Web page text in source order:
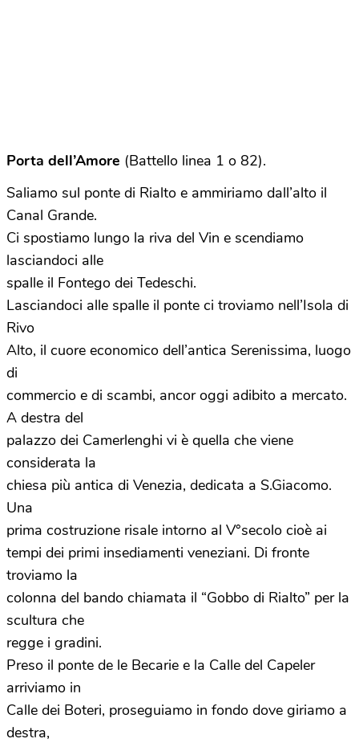
Porta dell’Amore (Battello linea 1 o 82).
Saliamo sul ponte di Rialto e ammiriamo dall’alto il
Canal Grande.
Ci spostiamo lungo la riva del Vin e scendiamo
lasciandoci alle
spalle il Fontego dei Tedeschi.
Lasciandoci alle spalle il ponte ci troviamo nell’Isola di
Rivo
Alto, il cuore economico dell’antica Serenissima, luogo
di
commercio e di scambi, ancor oggi adibito a mercato.
A destra del
palazzo dei Camerlenghi vi è quella che viene
considerata la
chiesa più antica di Venezia, dedicata a S.Giacomo.
Una
prima costruzione risale intorno al V°secolo cioè ai
tempi dei primi insediamenti veneziani. Di fronte
troviamo la
colonna del bando chiamata il “Gobbo di Rialto” per la
scultura che
regge i gradini.
Preso il ponte de le Becarie e la Calle del Capeler
arriviamo in
Calle dei Boteri, proseguiamo in fondo dove giriamo a
destra,